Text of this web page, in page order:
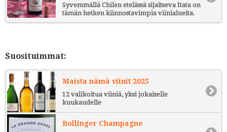
Syvemmällä Chilen etelässä sijaitseva Itata on
tämän hetken kiinnostavimpia viinialueita.
Suosituimmat:
Maista nämä viinit 2025
12 valikoitua viiniä, yksi jokaiselle
kuukaudelle
Bollinger Champagne